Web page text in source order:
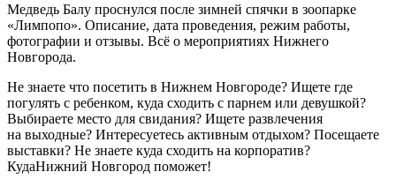
Медведь Балу проснулся после зимней спячки в зоопарке
«Лимпопо». Описание, дата проведения, режим работы,
фотографии и отзывы. Всё о мероприятиях Нижнего
Новгорода.
Не знаете что посетить в Нижнем Новгороде? Ищете где
погулять с ребенком, куда сходить с парнем или девушкой?
Выбираете место для свидания? Ищете развлечения
на выходные? Интересуетесь активным отдыхом? Посещаете
выставки? Не знаете куда сходить на корпоратив?
КудаНижний Новгород поможет!